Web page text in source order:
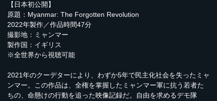
【日本初公開】
原題：Myanmar: The Forgotten Revolution
2022年製作／作品時間47分
撮影地：ミャンマー
製作国：イギリス
※全世界から視聴可能
2021年のクーデターにより、わずか5年で民主化社会を失ったミャ
ンマー。この作品は、全権を掌握したミャンマー軍に抗う若者た
ちの、命懸けの行動を追った映像記録だ。自由を求めるデモ隊